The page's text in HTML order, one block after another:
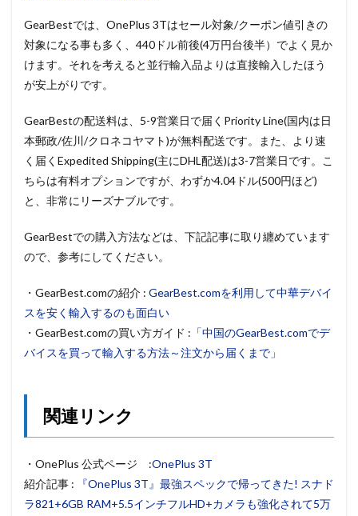
GearBestでは、OnePlus 3Tはセール対象/クーポン値引きの
対象になる事も多く、440ドル前後(4万円台後半）でよく見か
けます。それを考えると並行輸入品よりは直接輸入したほう
が安上がりです。
GearBestの配送料は、5-9営業日で届くPriority Line(国内は日
本郵政/佐川/クロネコヤマト)が無料配送です。また、より速
く届くExpedited Shipping(主にDHL配送)は3-7営業日です。こ
ちらは有料オプションですが、わずか4.04ドル(500円ほど)
と、非常にリーズナブルです。
GearBestでの購入方法などは、下記記事に取り纏めています
ので、参考にしてください。
・GearBest.comの紹介 : GearBest.comを利用して中華デバイ
スを安く輸入するのも面白い
・GearBest.comの買い方ガイド : 「中国のGearBest.comでデ
バイスを買って輸入する方法～注文から届くまで」
関連リンク
・OnePlus 公式ページ :OnePlus 3T
紹介記事 :
『OnePlus 3T』最強スペックで帰ってきた! スナド
ラ821+6GB RAM+5.5インチフルHD+カメラも強化されて5万